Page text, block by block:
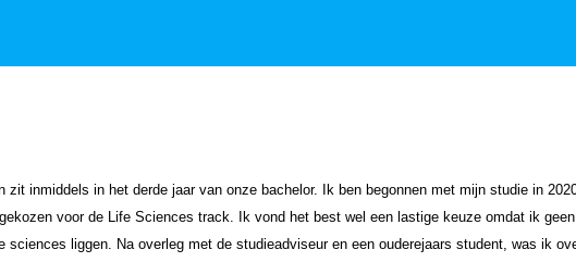
zit inmiddels in het derde jaar van onze bachelor. Ik ben begonnen met mijn studie in
voor de Life Sciences track. Ik vond het best wel een lastige keuze omdat ik
sciences liggen. Na overleg met de studieadviseur en een ouderejaars student, was ik